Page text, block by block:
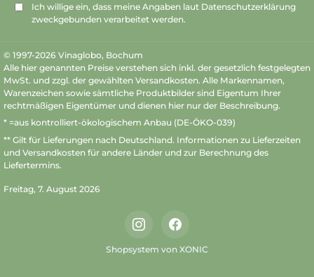
Ich willige ein, dass meine Angaben laut Datenschutzerklärung
zweckgebunden verarbeitet werden.
© 1997-2026 Vinaglobo, Bochum
Alle hier genannten Preise verstehen sich inkl. der gesetzlich festgelegten
MwSt. und zzgl. der gewählten Versandkosten. Alle Markennamen,
Warenzeichen sowie sämtliche Produktbilder sind Eigentum Ihrer
rechtmäßigen Eigentümer und dienen hier nur der Beschreibung.
* =aus kontrolliert-ökologischem Anbau (DE-ÖKO-039)
** Gilt für Lieferungen nach Deutschland. Informationen zu Lieferzeiten
und Versandkosten für andere Länder und zur Berechnung des
Liefertermins.
Freitag, 7. August 2026
InstagramFacebook
Shopsystem von XONIC